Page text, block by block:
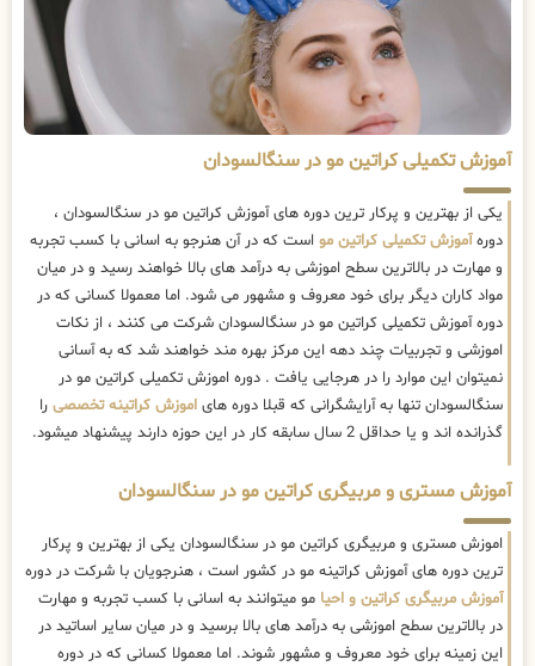
آموزش تکمیلی کراتین مو در سنگالسودان
یکی از بهترین و پرکار ترین دوره های آموزش کراتین مو در سنگالسودان ،
دورهآموزش تکمیلی کراتین مو است که در آن هنرجو به اسانی با کسب تجربه
و مهارت در بالاترین سطح اموزشی به درآمد های بالا خواهند رسید و در میان
مواد کاران دیگر برای خود معروف و مشهور می شود. اما معمولا کسانی که در
دوره آموزش تکمیلی کراتین مو در سنگالسودان شرکت می کنند ، از نکات
اموزشی و تجربیات چند دهه این مرکز بهره مند خواهند شد که به آسانی
نمیتوان این موارد را در هرجایی یافت . دوره اموزش تکمیلی کراتین مو در
سنگالسودان تنها به آرایشگرانی که قبلا دوره های اموزش کراتینه تخصصی را
گذرانده اند و یا حداقل 2 سال سابقه کار در این حوزه دارند پیشنهاد میشود.
آموزش مستری و مربیگری کراتین مو در سنگالسودان
اموزش مستری و مربیگری کراتین مو در سنگالسودان یکی از بهترین و پرکار
ترین دوره های آموزش کراتینه مو در کشور است ، هنرجویان با شرکت در دوره
آموزش مربیگری کراتین و احیا مو میتوانند به اسانی با کسب تجربه و مهارت
در بالاترین سطح اموزشی به درآمد های بالا برسید و در میان سایر اساتید در
این زمینه برای خود معروف و مشهور شوند. اما معمولا کسانی که در دوره